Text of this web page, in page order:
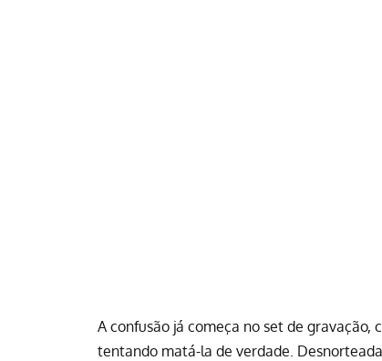
A confusão já começa no set de gravação,
tentando matá-la de verdade.